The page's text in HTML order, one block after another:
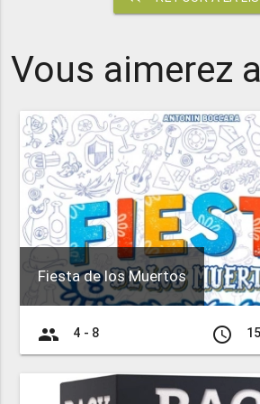
Vous aimerez
Fiesta de los Muertos
group 4 - 8 access_time 15